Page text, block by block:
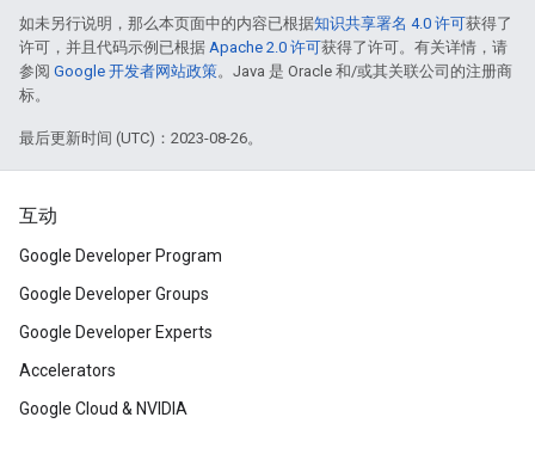
如未另行说明，那么本页面中的内容已根据知识共享署名 4.0 许可获得了
许可，并且代码示例已根据 Apache 2.0 许可获得了许可。有关详情，请
参阅 Google 开发者网站政策。Java 是 Oracle 和/或其关联公司的注册商
标。
最后更新时间 (UTC)：2023-08-26。
互动
Google Developer Program
Google Developer Groups
Google Developer Experts
Accelerators
Google Cloud & NVIDIA